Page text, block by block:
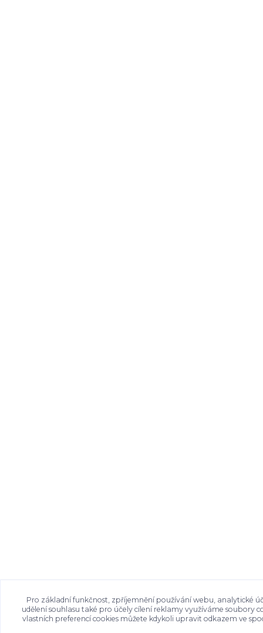
Pro základní funkčnost, zpříjemnění používání webu, analytické
udělení souhlasu také pro účely cílení reklamy využíváme soubory
vlastních preferencí cookies můžete kdykoli upravit odkazem ve